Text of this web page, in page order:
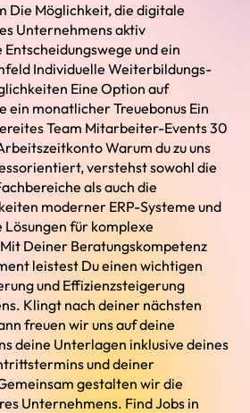
Die Möglichkeit, die digitale
Unternehmens aktiv
und ein
Individuelle Weiterbildungs-
Eine Option auf
ein monatlicher Treuebonus Ein
Team Mitarbeiter-Events 30
Warum du zu uns
verstehst sowohl die
als auch die
moderner ERP-Systeme und
für komplexe
Deiner Beratungskompetenz
leistest Du einen wichtigen
und Effizienzsteigerung
Klingt nach deiner nächsten
freuen wir uns auf deine
deine Unterlagen inklusive deines
und deiner
gestalten wir die
Unternehmens. Find Jobs in